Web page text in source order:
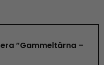
”Gammeltärna –